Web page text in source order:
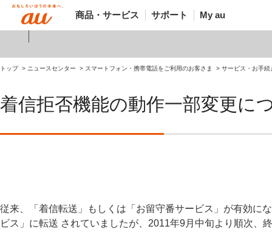
商品・サービス サポート My au
トップ ニュースセンター スマートフォン・携帯電話をご利用のお客さま サービス・お手
着信拒否機能の動作一部変更に
従来、「着信転送」もしくは「お留守番サービス」が有効に
ビス」に転送 されていましたが、2011年9月中旬より順次、